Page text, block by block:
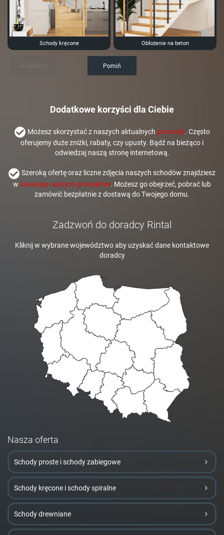
Schody kręcone Obłożenie na beton
Pomiń
Dodatkowe korzyści dla Ciebie
Możesz skorzystać z naszych aktualnych promocji. Często
oferujemy duże zniżki, rabaty, czy upusty. Bądź na bieżąco i
odwiedzaj naszą stronę internetową.
Szeroką ofertę oraz liczne zdjęcia naszych schodów znajdziesz
w katalogu naszych produktów. Możesz go obejrzeć, pobrać lub
zamówić bezpłatnie z dostawą do Twojego domu.
Zadzwoń do doradcy Rintal
Kliknij w wybrane województwo aby uzyskać dane kontaktowe
doradcy
Nasza oferta
Schody proste i schody zabiegowe
Schody kręcone i schody spiralne
Schody drewniane